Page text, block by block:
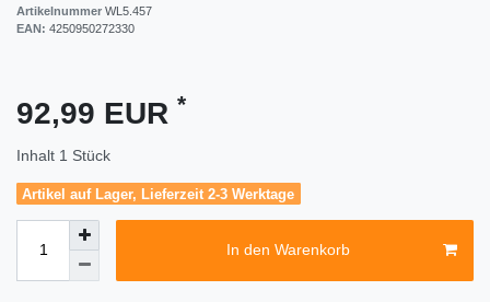
Artikelnummer WL5.457
EAN: 4250950272330
92,99 EUR *
Inhalt 1 Stück
Artikel auf Lager, Lieferzeit 2-3 Werktage
In den Warenkorb